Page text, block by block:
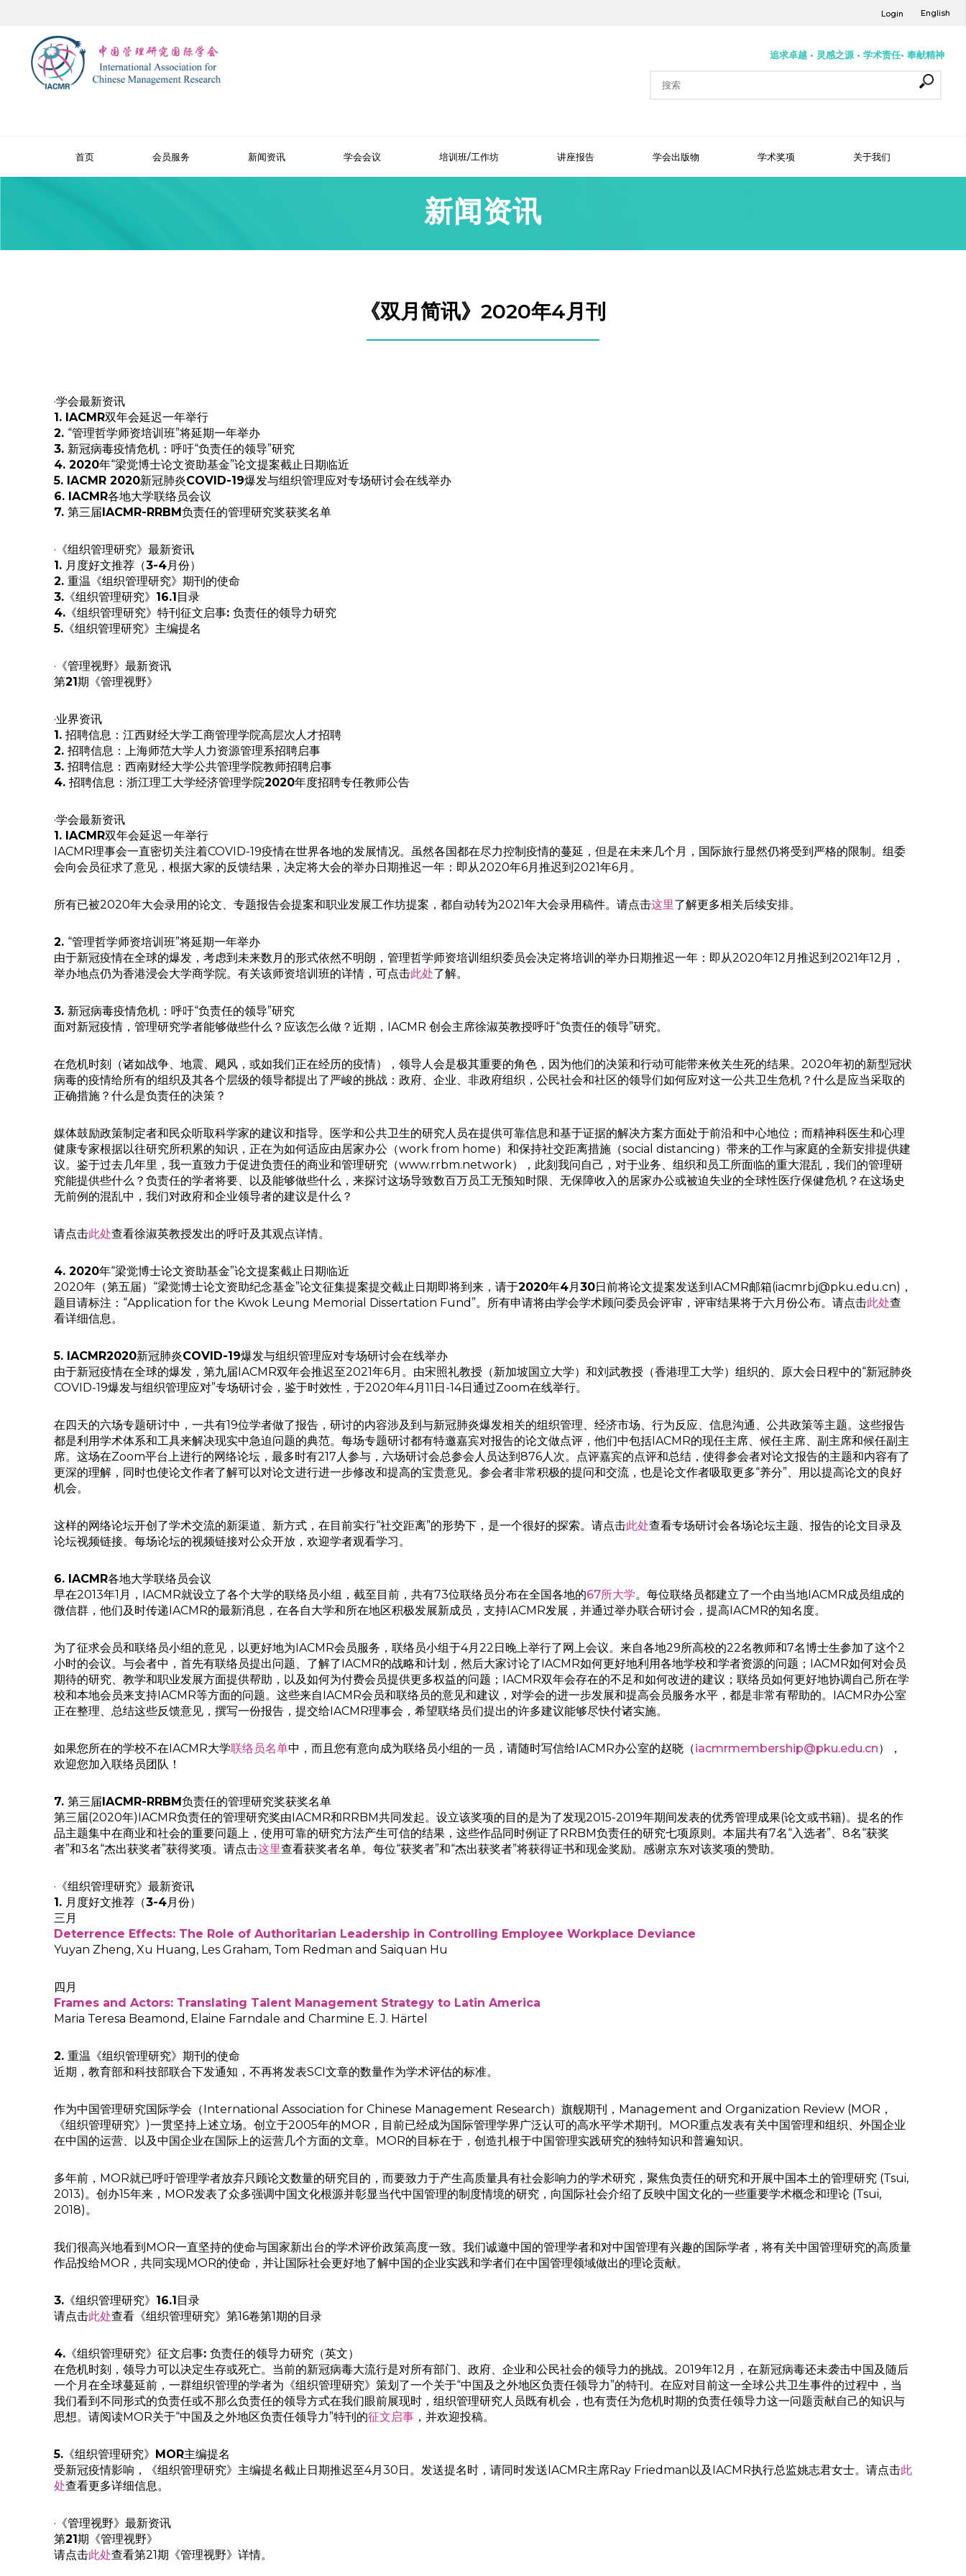
Login English
追求卓越 • 灵感之源 • 学术责任• 奉献精神
首页 会员服务 新闻资讯 学会会议 培训班/工作坊 讲座报告 学会出版物 学术奖项 关于我们
新闻资讯
《双月简讯》2020年4月刊
·学会最新资讯
1. IACMR双年会延迟一年举行
2. “管理哲学师资培训班”将延期一年举办
3. 新冠病毒疫情危机：呼吁“负责任的领导”研究
4. 2020年“梁觉博士论文资助基金”论文提案截止日期临近
5. IACMR 2020新冠肺炎COVID-19爆发与组织管理应对专场研讨会在线举办
6. IACMR各地大学联络员会议
7. 第三届IACMR-RRBM负责任的管理研究奖获奖名单
·《组织管理研究》最新资讯
1. 月度好文推荐（3-4月份）
2. 重温《组织管理研究》期刊的使命
3. 《组织管理研究》 16.1目录
4. 《组织管理研究》特刊征文启事: 负责任的领导力研究
5. 《组织管理研究》主编提名
·《管理视野》最新资讯
第21期《管理视野》
·业界资讯
1. 招聘信息：江西财经大学工商管理学院高层次人才招聘
2. 招聘信息：上海师范大学人力资源管理系招聘启事
3. 招聘信息：西南财经大学公共管理学院教师招聘启事
4. 招聘信息：浙江理工大学经济管理学院2020年度招聘专任教师公告
·学会最新资讯
1. IACMR双年会延迟一年举行
IACMR理事会一直密切关注着COVID-19疫情在世界各地的发展情况。虽然各国都在尽力控制疫情的蔓延，但是在未来几个月，国际旅行显然仍将受到严格的限制。组委
会向会员征求了意见，根据大家的反馈结果，决定将大会的举办日期推迟一年：即从2020年6月推迟到2021年6月。
所有已被2020年大会录用的论文、专题报告会提案和职业发展工作坊提案，都自动转为2021年大会录用稿件。请点击这里了解更多相关后续安排。
2. “管理哲学师资培训班”将延期一年举办
由于新冠疫情在全球的爆发，考虑到未来数月的形式依然不明朗，管理哲学师资培训组织委员会决定将培训的举办日期推迟一年：即从2020年12月推迟到2021年12月，
举办地点仍为香港浸会大学商学院。有关该师资培训班的详情，可点击此处了解。
3. 新冠病毒疫情危机：呼吁“负责任的领导”研究
面对新冠疫情，管理研究学者能够做些什么？应该怎么做？近期，IACMR 创会主席徐淑英教授呼吁“负责任的领导”研究。
在危机时刻（诸如战争、地震、飓风，或如我们正在经历的疫情），领导人会是极其重要的角色，因为他们的决策和行动可能带来攸关生死的结果。2020年初的新型冠状
病毒的疫情给所有的组织及其各个层级的领导都提出了严峻的挑战：政府、企业、非政府组织，公民社会和社区的领导们如何应对这一公共卫生危机？什么是应当采取的
正确措施？什么是负责任的决策？
媒体鼓励政策制定者和民众听取科学家的建议和指导。医学和公共卫生的研究人员在提供可靠信息和基于证据的解决方案方面处于前沿和中心地位；而精神科医生和心理
健康专家根据以往研究所积累的知识，正在为如何适应由居家办公（work from home）和保持社交距离措施（social distancing）带来的工作与家庭的全新安排提供建
议。鉴于过去几年里，我一直致力于促进负责任的商业和管理研究（www.rrbm.network），此刻我问自己，对于业务、组织和员工所面临的重大混乱，我们的管理研
究能提供些什么？负责任的学者将要、以及能够做些什么，来探讨这场导致数百万员工无预知时限、无保障收入的居家办公或被迫失业的全球性医疗保健危机？在这场史
无前例的混乱中，我们对政府和企业领导者的建议是什么？
请点击此处查看徐淑英教授发出的呼吁及其观点详情。
4. 2020年“梁觉博士论文资助基金”论文提案截止日期临近
2020年（第五届）“梁觉博士论文资助纪念基金”论文征集提案提交截止日期即将到来，请于2020年4月30日前将论文提案发送到IACMR邮箱(iacmrbj@pku.edu.cn)，
题目请标注：“Application for the Kwok Leung Memorial Dissertation Fund”。所有申请将由学会学术顾问委员会评审，评审结果将于六月份公布。请点击此处查
看详细信息。
5. IACMR2020新冠肺炎COVID-19爆发与组织管理应对专场研讨会在线举办
由于新冠疫情在全球的爆发，第九届IACMR双年会推迟至2021年6月。由宋照礼教授（新加坡国立大学）和刘武教授（香港理工大学）组织的、原大会日程中的“新冠肺炎
COVID-19爆发与组织管理应对”专场研讨会，鉴于时效性，于2020年4月11日-14日通过Zoom在线举行。
在四天的六场专题研讨中，一共有19位学者做了报告，研讨的内容涉及到与新冠肺炎爆发相关的组织管理、经济市场、行为反应、信息沟通、公共政策等主题。这些报告
都是利用学术体系和工具来解决现实中急迫问题的典范。每场专题研讨都有特邀嘉宾对报告的论文做点评，他们中包括IACMR的现任主席、候任主席、副主席和候任副主
席。这场在Zoom平台上进行的网络论坛，最多时有217人参与，六场研讨会总参会人员达到876人次。点评嘉宾的点评和总结，使得参会者对论文报告的主题和内容有了
更深的理解，同时也使论文作者了解可以对论文进行进一步修改和提高的宝贵意见。参会者非常积极的提问和交流，也是论文作者吸取更多“养分”、用以提高论文的良好
机会。
这样的网络论坛开创了学术交流的新渠道、新方式，在目前实行“社交距离”的形势下，是一个很好的探索。请点击此处查看专场研讨会各场论坛主题、报告的论文目录及
论坛视频链接。每场论坛的视频链接对公众开放，欢迎学者观看学习。
6. IACMR各地大学联络员会议
早在2013年1月，IACMR就设立了各个大学的联络员小组，截至目前，共有73位联络员分布在全国各地的67所大学。每位联络员都建立了一个由当地IACMR成员组成的
微信群，他们及时传递IACMR的最新消息，在各自大学和所在地区积极发展新成员，支持IACMR发展，并通过举办联合研讨会，提高IACMR的知名度。
为了征求会员和联络员小组的意见，以更好地为IACMR会员服务，联络员小组于4月22日晚上举行了网上会议。来自各地29所高校的22名教师和7名博士生参加了这个2
小时的会议。与会者中，首先有联络员提出问题、了解了IACMR的战略和计划，然后大家讨论了IACMR如何更好地利用各地学校和学者资源的问题；IACMR如何对会员
期待的研究、教学和职业发展方面提供帮助，以及如何为付费会员提供更多权益的问题；IACMR双年会存在的不足和如何改进的建议；联络员如何更好地协调自己所在学
校和本地会员来支持IACMR等方面的问题。这些来自IACMR会员和联络员的意见和建议，对学会的进一步发展和提高会员服务水平，都是非常有帮助的。IACMR办公室
正在整理、总结这些反馈意见，撰写一份报告，提交给IACMR理事会，希望联络员们提出的许多建议能够尽快付诸实施。
如果您所在的学校不在IACMR大学联络员名单中，而且您有意向成为联络员小组的一员，请随时写信给IACMR办公室的赵晓（iacmrmembership@pku.edu.cn），
欢迎您加入联络员团队！
7. 第三届IACMR-RRBM负责任的管理研究奖获奖名单
第三届(2020年)IACMR负责任的管理研究奖由IACMR和RRBM共同发起。设立该奖项的目的是为了发现2015-2019年期间发表的优秀管理成果(论文或书籍)。提名的作
品主题集中在商业和社会的重要问题上，使用可靠的研究方法产生可信的结果，这些作品同时例证了RRBM负责任的研究七项原则。本届共有7名“入选者”、8名“获奖
者”和3名“杰出获奖者”获得奖项。请点击这里查看获奖者名单。每位“获奖者”和“杰出获奖者”将获得证书和现金奖励。感谢京东对该奖项的赞助。
·《组织管理研究》最新资讯
1. 月度好文推荐（3-4月份）
三月
Deterrence Effects: The Role of Authoritarian Leadership in Controlling Employee Workplace Deviance
Yuyan Zheng, Xu Huang, Les Graham, Tom Redman and Saiquan Hu
四月
Frames and Actors: Translating Talent Management Strategy to Latin America
Maria Teresa Beamond, Elaine Farndale and Charmine E. J. Härtel
2. 重温《组织管理研究》期刊的使命
近期，教育部和科技部联合下发通知，不再将发表SCI文章的数量作为学术评估的标准。
作为中国管理研究国际学会（International Association for Chinese Management Research）旗舰期刊，Management and Organization Review (MOR，
《组织管理研究》)一贯坚持上述立场。创立于2005年的MOR，目前已经成为国际管理学界广泛认可的高水平学术期刊。MOR重点发表有关中国管理和组织、外国企业
在中国的运营、以及中国企业在国际上的运营几个方面的文章。MOR的目标在于，创造扎根于中国管理实践研究的独特知识和普遍知识。
多年前，MOR就已呼吁管理学者放弃只顾论文数量的研究目的，而要致力于产生高质量具有社会影响力的学术研究，聚焦负责任的研究和开展中国本土的管理研究 (Tsui,
2013)。创办15年来，MOR发表了众多强调中国文化根源并彰显当代中国管理的制度情境的研究，向国际社会介绍了反映中国文化的一些重要学术概念和理论 (Tsui,
2018)。
我们很高兴地看到MOR一直坚持的使命与国家新出台的学术评价政策高度一致。我们诚邀中国的管理学者和对中国管理有兴趣的国际学者，将有关中国管理研究的高质量
作品投给MOR，共同实现MOR的使命，并让国际社会更好地了解中国的企业实践和学者们在中国管理领域做出的理论贡献。
3. 《组织管理研究》 16.1目录
请点击此处查看《组织管理研究》第16卷第1期的目录
4. 《组织管理研究》征文启事: 负责任的领导力研究（英文）
在危机时刻，领导力可以决定生存或死亡。当前的新冠病毒大流行是对所有部门、政府、企业和公民社会的领导力的挑战。2019年12月，在新冠病毒还未袭击中国及随后
一个月在全球蔓延前，一群组织管理的学者为《组织管理研究》策划了一个关于“中国及之外地区负责任领导力”的特刊。在应对目前这一全球公共卫生事件的过程中，当
我们看到不同形式的负责任或不那么负责任的领导方式在我们眼前展现时，组织管理研究人员既有机会，也有责任为危机时期的负责任领导力这一问题贡献自己的知识与
思想。请阅读MOR关于“中国及之外地区负责任领导力”特刊的征文启事 ，并欢迎投稿。
5. 《组织管理研究》 MOR主编提名
受新冠疫情影响，《组织管理研究》主编提名截止日期推迟至4月30日。发送提名时，请同时发送IACMR主席Ray Friedman以及IACMR执行总监姚志君女士。请点击此
处查看更多详细信息。
·《管理视野》最新资讯
第21期《管理视野》
请点击此处查看第21期《管理视野》详情。